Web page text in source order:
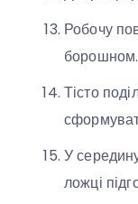
Робочу
борошном.
Тісто
У
ложці